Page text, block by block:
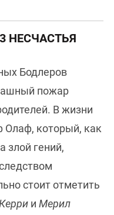
НЕСЧАСТЬЯ
Бодлеров
пожар
В жизни
Олаф, который, как
злой гений,
стоит отметить
и Мерил